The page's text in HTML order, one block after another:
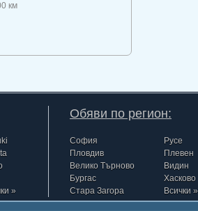
км
»
Обяви по регион:
София
Пловдив
Велико Търново
Бургас
Стара Загора
Русе
Плевен
Видин
Хасково
Всички »